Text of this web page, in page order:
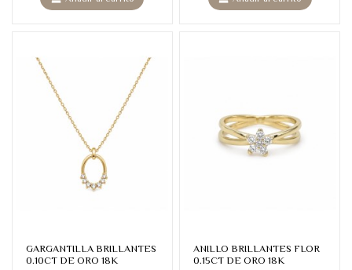
GARGANTILLA BRILLANTES
0.10CT DE ORO 18K
ANILLO BRILLANTES FLOR
0.15CT DE ORO 18K